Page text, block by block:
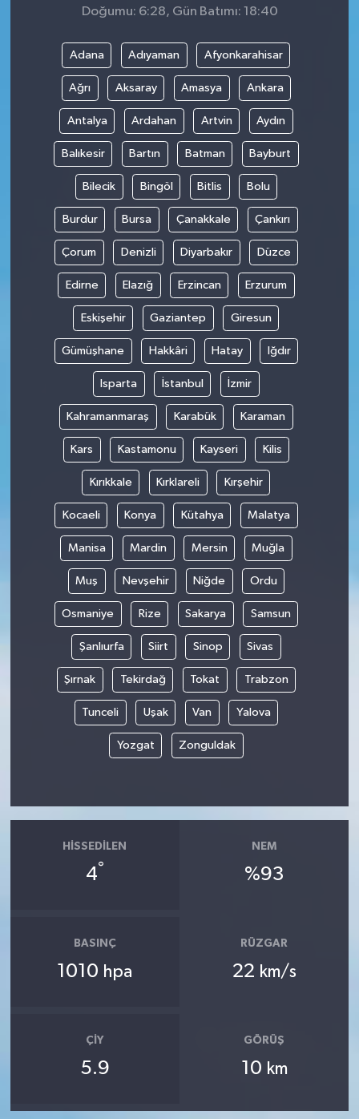
Doğumu: 6:28, Gün Batımı: 18:40
Adana Adıyaman Afyonkarahisar
Ağrı Aksaray Amasya Ankara
Antalya Ardahan Artvin Aydın
Balıkesir Bartın Batman Bayburt
Bilecik Bingöl Bitlis Bolu
Burdur Bursa Çanakkale Çankırı
Çorum Denizli Diyarbakır Düzce
Edirne Elazığ Erzincan Erzurum
Eskişehir Gaziantep Giresun
Gümüşhane Hakkâri Hatay Iğdır
Isparta İstanbul İzmir
Kahramanmaraş Karabük Karaman
Kars Kastamonu Kayseri Kilis
Kırıkkale Kırklareli Kırşehir
Kocaeli Konya Kütahya Malatya
Manisa Mardin Mersin Muğla
Muş Nevşehir Niğde Ordu
Osmaniye Rize Sakarya Samsun
Şanlıurfa Siirt Sinop Sivas
Şırnak Tekirdağ Tokat Trabzon
Tunceli Uşak Van Yalova
Yozgat Zonguldak
HISSEDILEN
4°
NEM
%93
BASINÇ
1010 hpa
RÜZGAR
22 km/s
ÇIY
5.9
GÖRÜŞ
10 km